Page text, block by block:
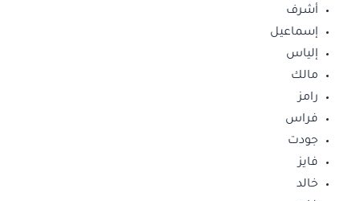
أشرف
إسماعيل
إلياس
مالك
رامز
فراس
جودت
فايز
خالد